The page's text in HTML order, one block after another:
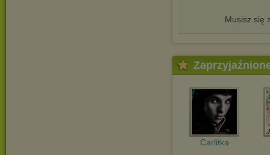
Musisz się
Carlitka